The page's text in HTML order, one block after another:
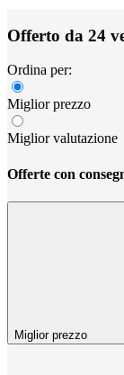
Offerto da 24
Ordina per:
Miglior prezzo
Miglior valutazione
Offerte con
Miglior prezzo